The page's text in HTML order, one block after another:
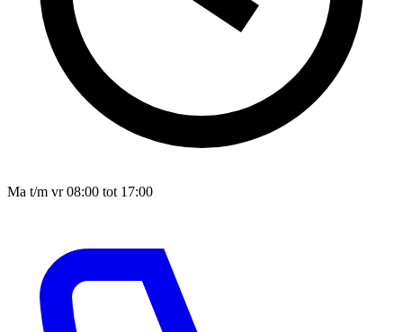
Ma t/m vr 08:00 tot 17:00